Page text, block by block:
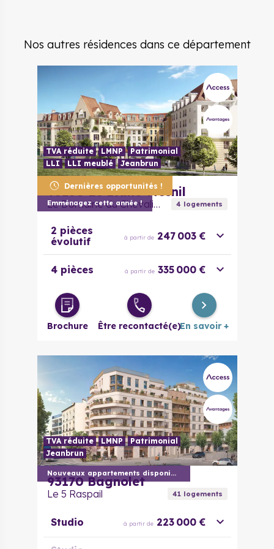
Nos autres résidences dans ce département
Dernières opportunités !
Emménagez cette année !
TVA réduite LMNP
Patrimonial
LLI
LLI meublé Jeanbrun
93150 Le Blanc-Mesnil
Le Domaine du Chevalier 4 logements
2 pièces
évolutif
à partir de 247 003 €
4 pièces à partir de 335 000 €
Brochure Être recontacté(e)En savoir +
Nouveaux appartements disponibles
TVA réduite LMNP
Patrimonial
Jeanbrun
93170 Bagnolet
Le 5 Raspail 41logements
Studio à partir de 223 000 €